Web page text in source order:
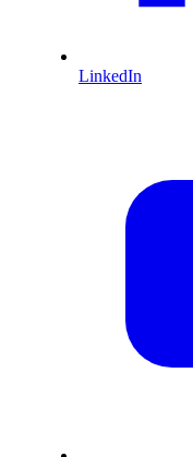
LinkedIn